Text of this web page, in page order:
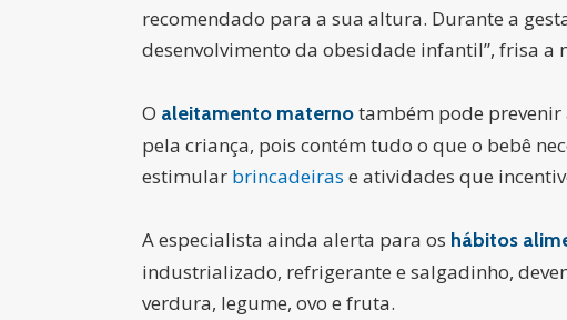
recomendado para a sua altura. Durante a
desenvolvimento da obesidade infantil”, frisa a
O aleitamento maternotambém pode prevenir
pela criança, pois contém tudo o que o bebê
estimular brincadeiras e atividades que
A especialista ainda alerta para os hábitos
industrializado, refrigerante e salgadinho,
verdura, legume, ovo e fruta.